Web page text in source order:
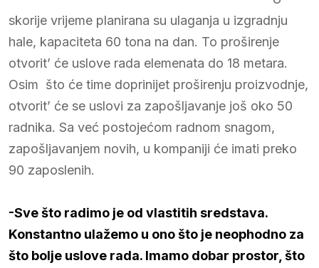
skorije vrijeme planirana su ulaganja u izgradnju
hale, kapaciteta 60 tona na dan. To proširenje
otvorit’ će uslove rada elemenata do 18 metara.
Osim što će time doprinijet proširenju proizvodnje,
otvorit’ će se uslovi za zapošljavanje još oko 50
radnika. Sa već postojećom radnom snagom,
zapošljavanjem novih, u kompaniji će imati preko
90 zaposlenih.
-Sve što radimo je od vlastitih sredstava.
Konstantno ulažemo u ono što je neophodno za
što bolje uslove rada. Imamo dobar prostor, što